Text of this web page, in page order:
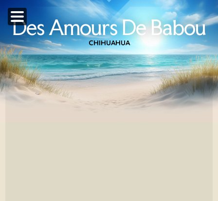
Des Amours De Babou
CHIHUAHUA